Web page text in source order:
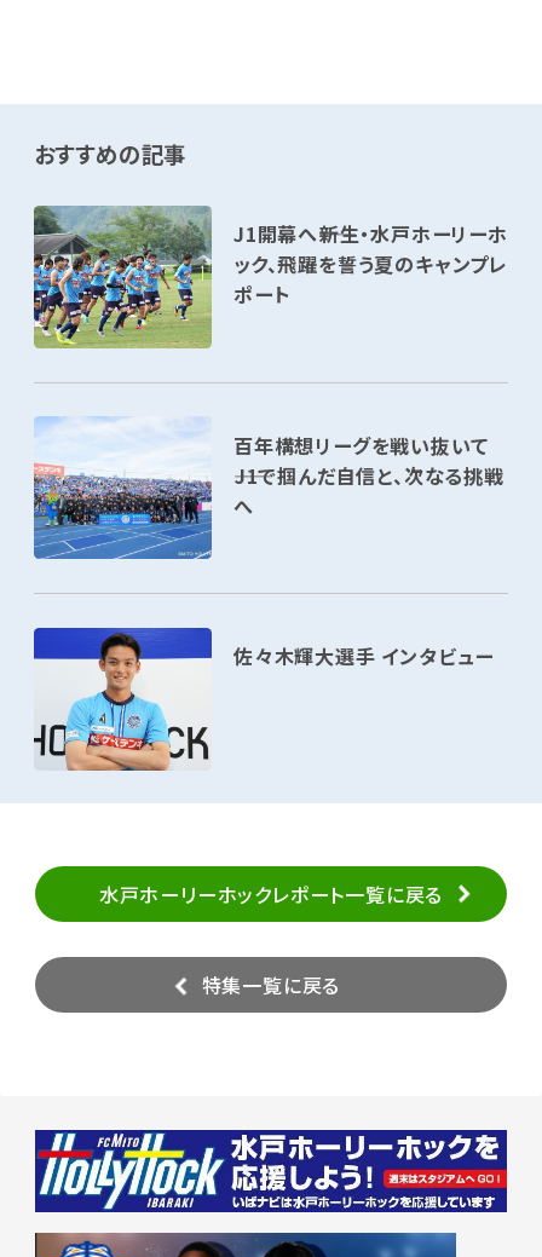
おすすめの記事
J1開幕へ――新生・水戸ホーリーホ
ック、飛躍を誓う夏のキャンプレ
ポート
百年構想リーグを戦い抜いて
――J1で掴んだ自信と、次なる挑戦
へ
佐々木輝大選手 インタビュー
水戸ホーリーホックレポート一覧に戻る
特集一覧に戻る